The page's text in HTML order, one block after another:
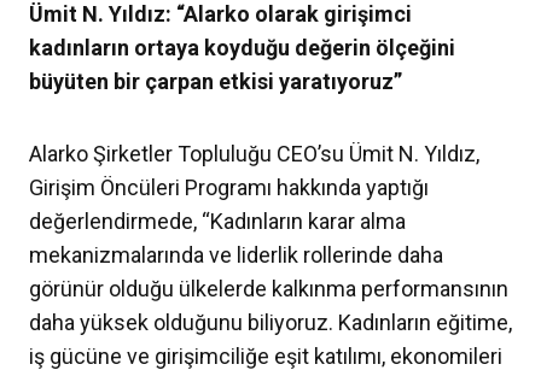
Ümit N. Yıldız: “Alarko olarak girişimci
kadınların ortaya koyduğu değerin ölçeğini
büyüten bir çarpan etkisi yaratıyoruz”
Alarko Şirketler Topluluğu CEO’su Ümit N. Yıldız,
Girişim Öncüleri Programı hakkında yaptığı
değerlendirmede, “Kadınların karar alma
mekanizmalarında ve liderlik rollerinde daha
görünür olduğu ülkelerde kalkınma performansının
daha yüksek olduğunu biliyoruz. Kadınların eğitime,
iş gücüne ve girişimciliğe eşit katılımı, ekonomileri